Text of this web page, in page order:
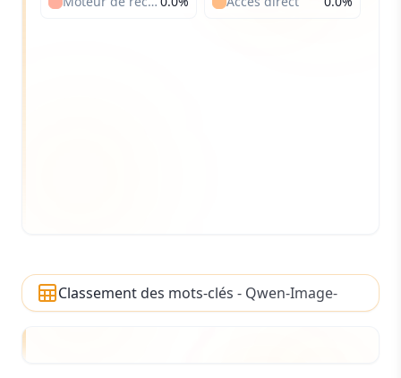
Classement des mots-clés - Qwen-Image-
2512